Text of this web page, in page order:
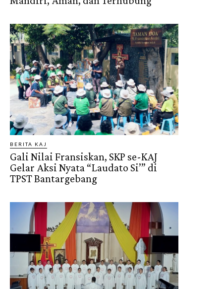
BERITA KAJ
Gali Nilai Fransiskan, SKP se-KAJ
Gelar Aksi Nyata “Laudato Si’” di
TPST Bantargebang